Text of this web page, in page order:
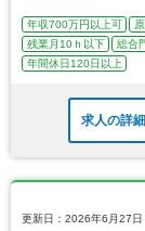
年収700万円以上可
残業月10ｈ以下
総合
年間休日120日以上
求人の詳
更新日：2026年6月27日